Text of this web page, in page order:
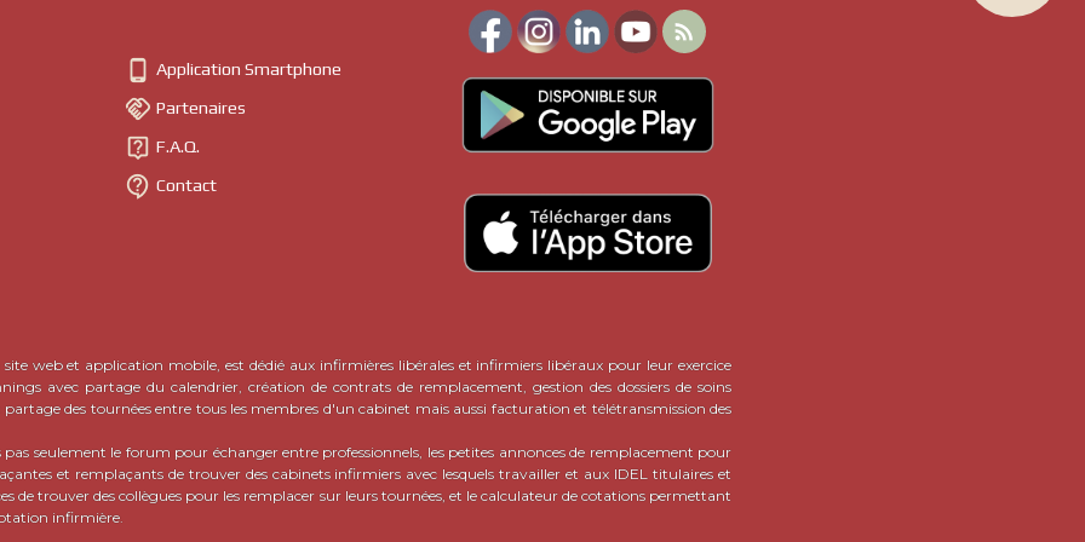
peut également s'agir de matériel nécessaire pour le travail quotidien des IDEL : TLA, sacoche,
de ville et infirmières de ville
- encore une façon de nommer les IDEL - de pouvoiracheter
de confrères et consoeurs avisé·e·s.
annonces entre infirmiers libéraux sur CalendrIDEL
est venue naturellement en se rendant
de demandes de ce type, sur les réseaux sociaux notamment. Désirant faire de CalendrIDEL
il semblait donc indispensable de proposer un tel outil , et qui plus est gratuitement : en effet,
sont riches en possibilités et occasions pour tous les IDEL : et si le bonheur n'est
publier sa propre petite annonce en cliquant ici!
EXPLICATIONS SUR LES ANNONCES
 Application Smartphone
 Partenaires
 F.A.Q.
 Contact

site web et application mobile, est dédié aux infirmières libérales et infirmiers libéraux pour leur exercice
avec partage du calendrier, création de contrats de remplacement, gestion des dossiers de soins
des tournées entre tous les membres d'un cabinet mais aussi facturation et télétransmission des
seulement le forum pour échanger entre professionnels, les petites annonces de remplacement pour
et remplaçants de trouver des cabinets infirmiers avec lesquels travailler et aux IDEL titulaires et
de trouver des collègues pour les remplacer sur leurs tournées, et le calculateur de cotations permettant
infirmière.